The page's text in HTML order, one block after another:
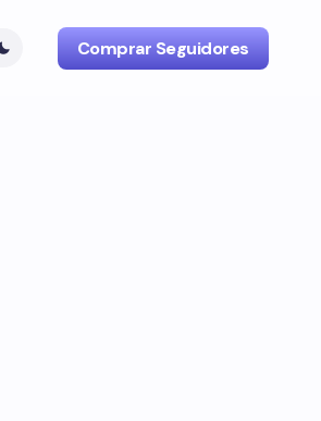
Comprar Seguidores